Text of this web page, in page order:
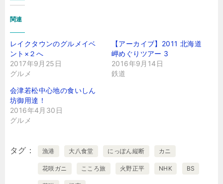
関連
レイクタウンのグルメイベ
ント×２へ
2017年9月25日
グルメ
【アーカイブ】2011 北海道
岬めぐりツアー 3
2016年9月14日
鉄道
会津若松中心地の食いしん
坊御用達！
2016年4月30日
グルメ
タグ 漁港 大八食堂 にっぽん縦断 カニ
花咲ガニ こころ旅 火野正平 NHK BS